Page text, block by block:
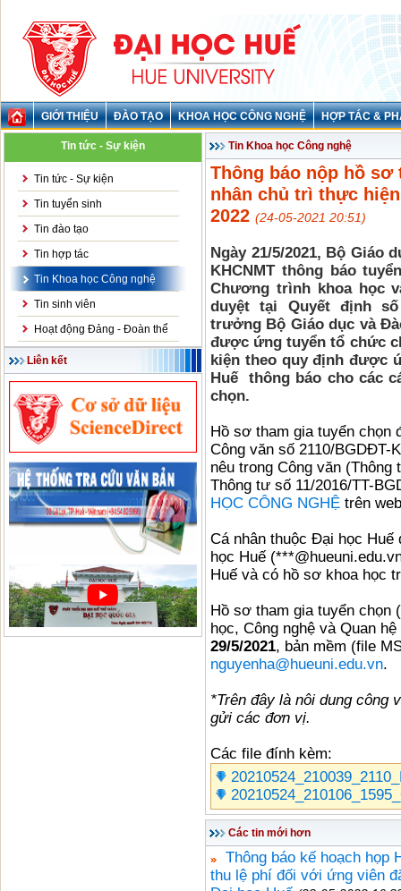
GIỚI THIỆU ĐÀO TẠO KHOA HỌC CÔNG NGHỆ HỢP TÁC &
Tin tức - Sự kiện
Tin tức - Sự kiện
Tin tuyển sinh
Tin đào tạo
Tin hợp tác
Tin Khoa học Công nghệ
Tin sinh viên
Hoạt động Đảng - Đoàn thể
Liên kết
Tin Khoa học Công nghệ
Thông báo nộp hồ
nhân chủ trì thực
2022 (24-05-2021 20:51)
Ngày 21/5/2021, Bộ Giáo
KHCNMT thông báo
Chương trình khoa học
duyệt tại Quyết định số
trưởng Bộ Giáo dục và
được ứng tuyển tổ chức
kiện theo quy định được
Huế thông báo cho các
chọn.
Hồ sơ tham gia tuyển chọn
Công văn số 2110/BGDĐT-
nêu trong Công văn
Thông tư số 11/2016/TT-
HỌC CÔNG NGHỆ trên
Cá nhân thuộc Đại học
học Huế
Huế và có hồ sơ khoa học
Hồ sơ tham gia tuyển chọn
học, Công nghệ và Quan
29/5/2021, bản mềm (file
nguyenha@hueuni.edu.vn.
*Trên đây là nôi dung công
gửi các đơn vị.
Các file đính kèm:
Các tin mới hơn
Thông báo kế hoạch họp
thu lệ phí đối với ứng viên